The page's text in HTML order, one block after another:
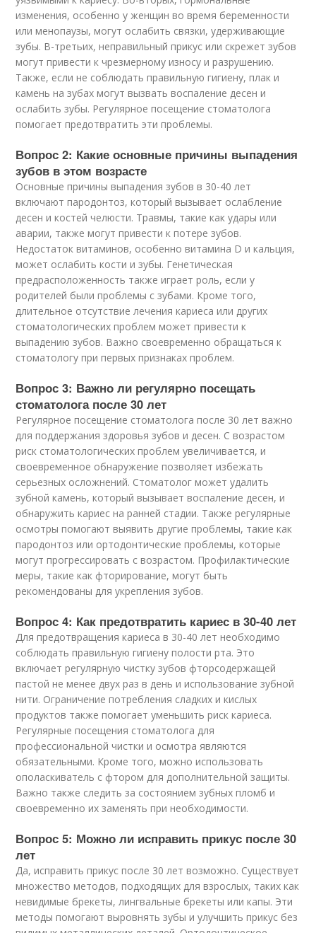
изменения, особенно у женщин во время беременности
или менопаузы, могут ослабить связки, удерживающие
зубы. В-третьих, неправильный прикус или скрежет зубов
могут привести к чрезмерному износу и разрушению.
Также, если не соблюдать правильную гигиену, плак и
камень на зубах могут вызвать воспаление десен и
ослабить зубы. Регулярное посещение стоматолога
помогает предотвратить эти проблемы.
Вопрос 2: Какие основные причины выпадения
зубов в этом возрасте
Основные причины выпадения зубов в 30-40 лет
включают пародонтоз, который вызывает ослабление
десен и костей челюсти. Травмы, такие как удары или
аварии, также могут привести к потере зубов.
Недостаток витаминов, особенно витамина D и кальция,
может ослабить кости и зубы. Генетическая
предрасположенность также играет роль, если у
родителей были проблемы с зубами. Кроме того,
длительное отсутствие лечения кариеса или других
стоматологических проблем может привести к
выпадению зубов. Важно своевременно обращаться к
стоматологу при первых признаках проблем.
Вопрос 3: Важно ли регулярно посещать
стоматолога после 30 лет
Регулярное посещение стоматолога после 30 лет важно
для поддержания здоровья зубов и десен. С возрастом
риск стоматологических проблем увеличивается, и
своевременное обнаружение позволяет избежать
серьезных осложнений. Стоматолог может удалить
зубной камень, который вызывает воспаление десен, и
обнаружить кариес на ранней стадии. Также регулярные
осмотры помогают выявить другие проблемы, такие как
пародонтоз или ортодонтические проблемы, которые
могут прогрессировать с возрастом. Профилактические
меры, такие как фторирование, могут быть
рекомендованы для укрепления зубов.
Вопрос 4: Как предотвратить кариес в 30-40 лет
Для предотвращения кариеса в 30-40 лет необходимо
соблюдать правильную гигиену полости рта. Это
включает регулярную чистку зубов фторсодержащей
пастой не менее двух раз в день и использование зубной
нити. Ограничение потребления сладких и кислых
продуктов также помогает уменьшить риск кариеса.
Регулярные посещения стоматолога для
профессиональной чистки и осмотра являются
обязательными. Кроме того, можно использовать
ополаскиватель с фтором для дополнительной защиты.
Важно также следить за состоянием зубных пломб и
своевременно их заменять при необходимости.
Вопрос 5: Можно ли исправить прикус после 30
лет
Да, исправить прикус после 30 лет возможно. Существует
множество методов, подходящих для взрослых, таких как
невидимые брекеты, лингвальные брекеты или капы. Эти
методы помогают выровнять зубы и улучшить прикус без